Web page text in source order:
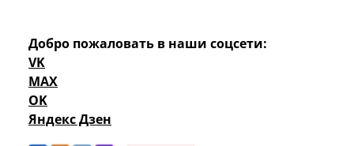
Добро пожаловать в наши соцсети:
VK
MAX
OK
Яндекс Дзен